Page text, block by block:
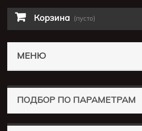
Корзина (пусто)
МЕНЮ
ПОДБОР ПО ПАРАМЕТРАМ